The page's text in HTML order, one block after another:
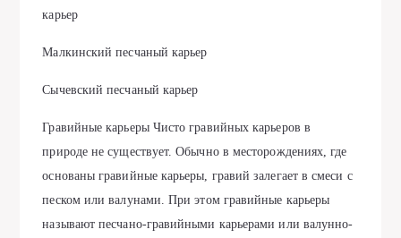
карьер
Малкинский песчаный карьер
Сычевский песчаный карьер
Гравийные карьеры Чисто гравийных карьеров в
природе не существует. Обычно в месторождениях, где
основаны гравийные карьеры, гравий залегает в смеси с
песком или валунами. При этом гравийные карьеры
называют песчано-гравийными карьерами или валунно-